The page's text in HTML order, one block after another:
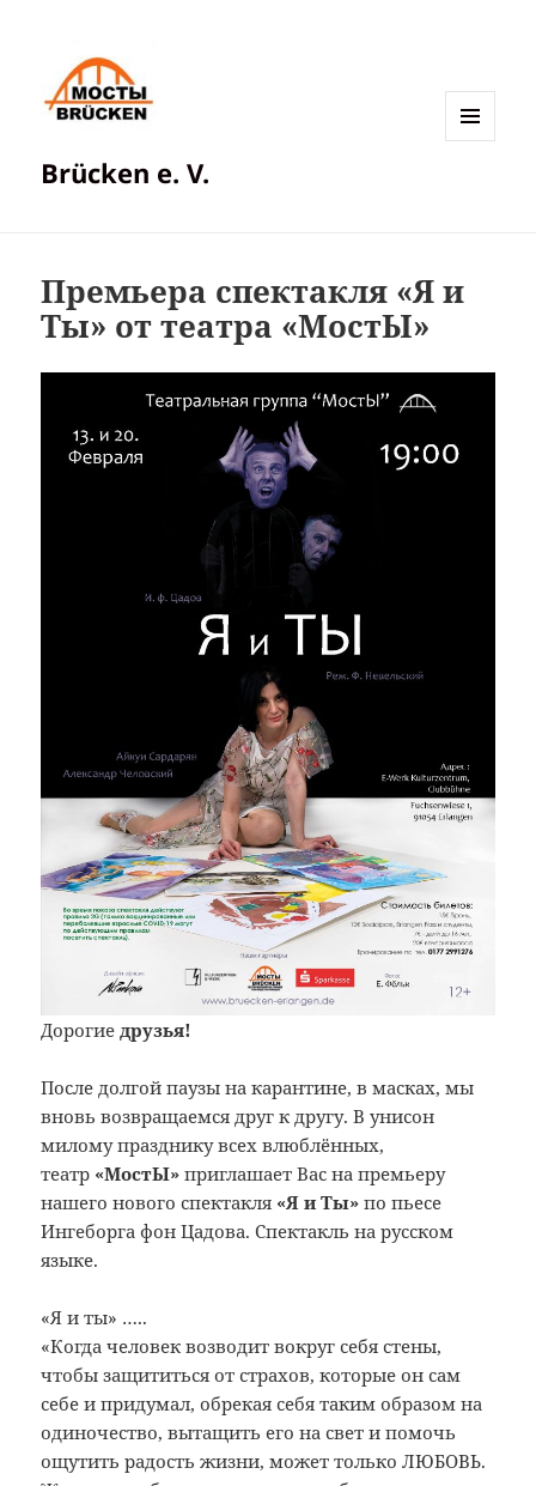
Brücken e. V.
Премьера спектакля «Я и
Ты» от театра «МостЫ»
Дорогие друзья!
После долгой паузы на карантине, в масках, мы
вновь возвращаемся друг к другу. В унисон
милому празднику всех влюблённых,
театр «МостЫ» приглашает Вас на премьеру
нашего нового спектакля «Я и Ты» по пьесе
Ингеборга фон Цадова. Спектакль на русском
языке.
«Я и ты» …..
«Когда человек возводит вокруг себя стены,
чтобы защититься от страхов, которые он сам
себе и придумал, обрекая себя таким образом на
одиночество, вытащить его на свет и помочь
ощутить радость жизни, может только ЛЮБОВЬ.